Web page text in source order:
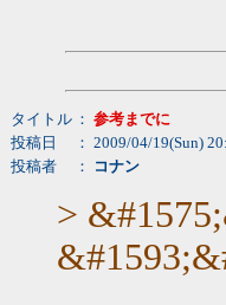
タイトル ： 参考までに
投稿日
： 2009/04/19(Sun)
投稿者
： コナン
>